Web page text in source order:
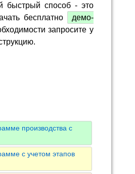
быстрый способ - это
бесплатно
демо-
запросите у
производства с
с учетом этапов